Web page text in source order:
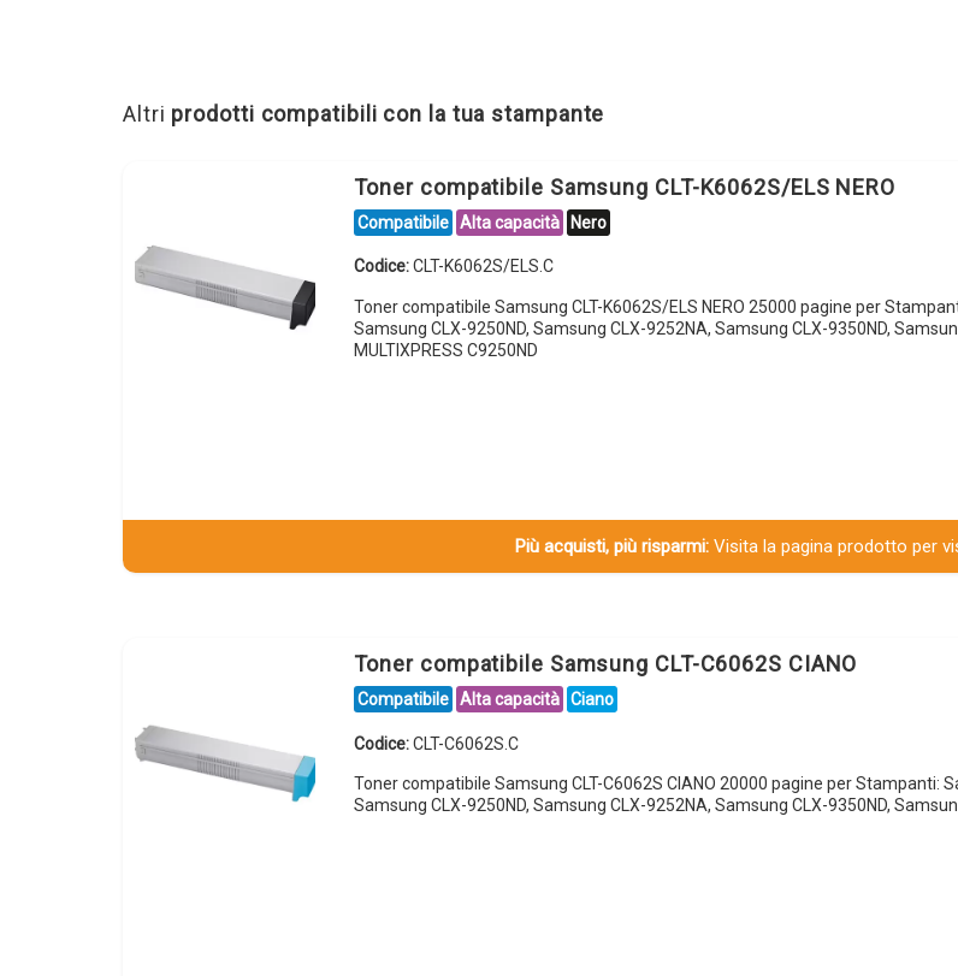
Altri prodotti compatibili con la tua stampante
Toner compatibile Samsung CLT-K6062S/ELS NERO
Compatibile Alta capacità Nero
Codice:CLT-K6062S/ELS.C
Toner compatibile Samsung CLT-K6062S/ELS NERO 25000 pagine per
Samsung CLX-9250ND, Samsung CLX-9252NA, Samsung CLX-9350ND,
MULTIXPRESS C9250ND
Più acquisti, più risparmi:Visita la pagina prodotto per
Toner compatibile Samsung CLT-C6062S CIANO
Compatibile Alta capacità Ciano
Codice:CLT-C6062S.C
Toner compatibile Samsung CLT-C6062S CIANO 20000 pagine per Stampanti:
Samsung CLX-9250ND, Samsung CLX-9252NA, Samsung CLX-9350ND,